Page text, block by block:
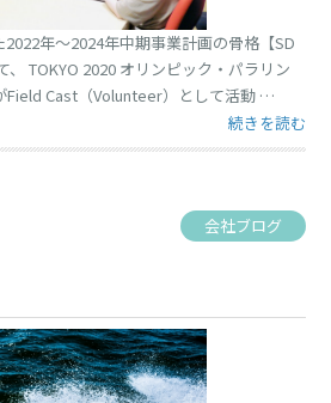
年〜2024年中期事業計画の骨格【SD
TOKYO 2020 オリンピック・パラリン
Field Cast（Volunteer）として活動 …
“TOKYO
続きを読む
会社ブログ